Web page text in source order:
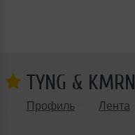
TYNG & KMRN
Профиль Лента